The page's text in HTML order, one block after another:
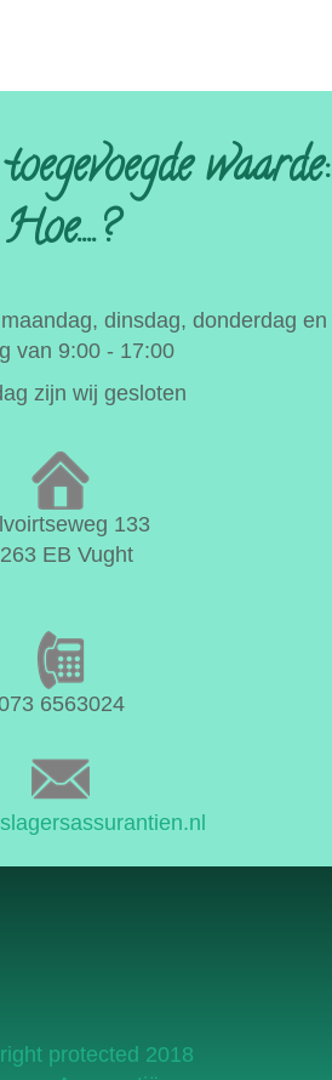
waarde:
Hoe....?
dinsdag, donderdag en
van 9:00 - 17:00
zijn wij gesloten
133
EB Vught
6563024
protected 2018